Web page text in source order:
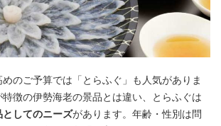
のご予算では「とらふぐ」も人気がありま
徴の伊勢海老の景品とは違い、とらふぐは
してのニーズがあります。年齢・性別は問